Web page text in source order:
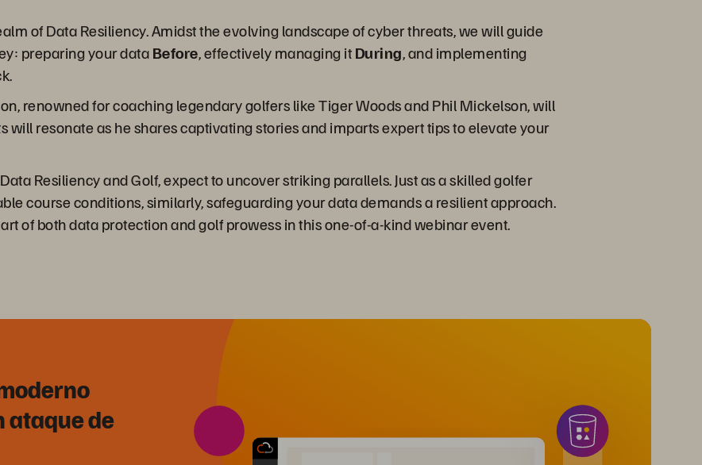
of Data Resiliency. Amidst the evolving landscape of cyber threats, we will guide
preparing your dataBefore, effectively managing itDuring, and implementing
renowned for coaching legendary golfers like Tiger Woods and Phil Mickelson, will
will resonate as he shares captivating stories and imparts expert tips to elevate your
Resiliency and Golf, expect to uncover striking parallels. Just as a skilled golfer
course conditions, similarly, safeguarding your data demands a resilient approach.
of both data protection and golf prowess in this one-of-a-kind webinar event.
ataque de